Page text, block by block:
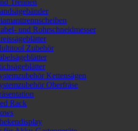
und Rohrschneidmesser
Zubehör
Kettensägen
Oberfräse
Rack